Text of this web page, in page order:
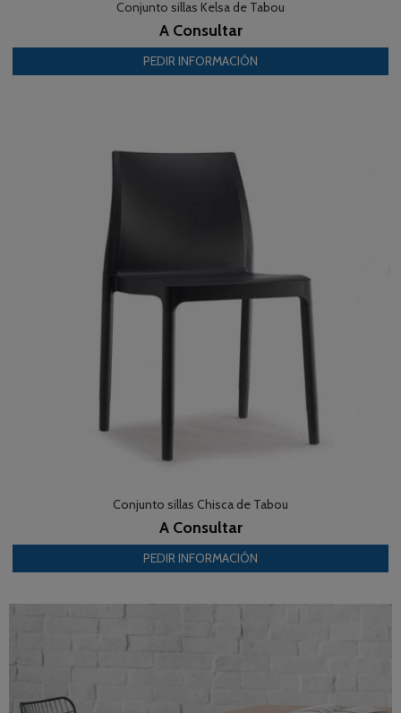
Conjunto sillas Kelsa de Tabou
A Consultar
PEDIR INFORMACIÓN
Conjunto sillas Chisca de Tabou
A Consultar
PEDIR INFORMACIÓN